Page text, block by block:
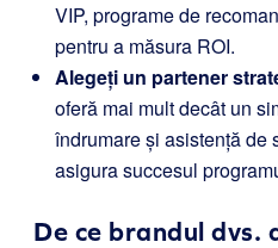
VIP, programe de
pentru a măsura ROI.
Alegeți un partener
oferă mai mult decât un
îndrumare și asistență de
asigura succesul
De ce brandul dvs.